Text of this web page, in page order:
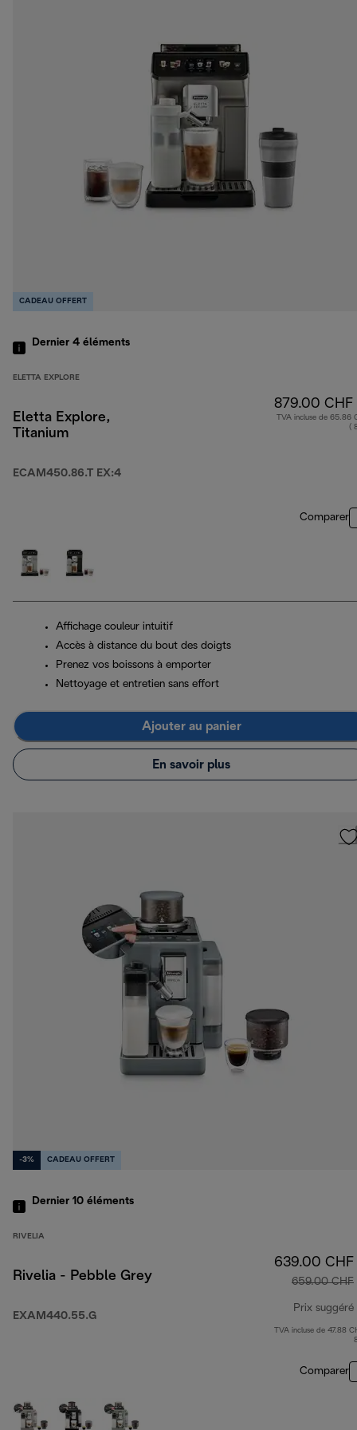
CADEAU OFFERT
Dernier 4 éléments
ELETTA EXPLORE
Eletta Explore,
Titanium
ECAM450.86.T EX:4
879.00 CHF
TVA incluse de 65.86
(
Comparer
Affichage couleur intuitif
Accès à distance du bout des doigts
Prenez vos boissons à emporter
Nettoyage et entretien sans effort
Ajouter au panier
En savoir plus
-3% CADEAU OFFERT
Dernier 10 éléments
RIVELIA
Rivelia - Pebble Grey
EXAM440.55.G
639.00 CHF
659.00 CHF
Prix suggéré
TVA incluse de 47.88
Comparer